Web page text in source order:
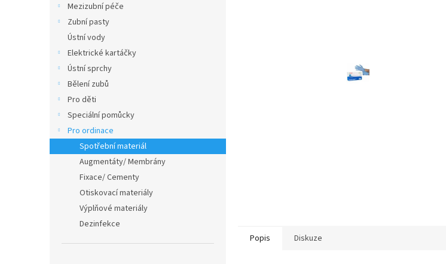
Mezizubní péče
Zubní pasty
Ústní vody
Elektrické kartáčky
Ústní sprchy
Bělení zubů
Pro děti
Speciální pomůcky
Pro ordinace
Spotřební materiál
Augmentáty/ Membrány
Fixace/ Cementy
Otiskovací materiály
Výplňové materiály
Dezinfekce
Popis Diskuze